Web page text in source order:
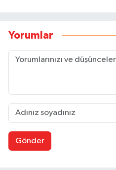
Yorumlar
Gönder